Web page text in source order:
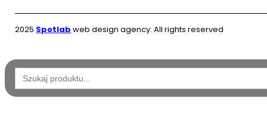
2025 Spotlab web design agency. All rights reserved
Wyszukaj: